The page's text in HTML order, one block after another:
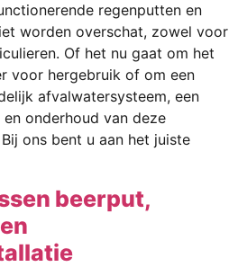
regenputten en
worden overschat, zowel voor
Of het nu gaat om het
voor hergebruik of om een
afvalwatersysteem, een
onderhoud van deze
ons bent u aan het juiste
beerput,